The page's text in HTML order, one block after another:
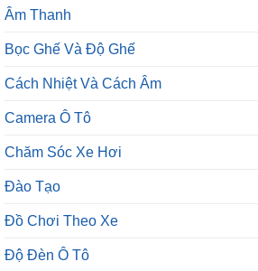
Âm Thanh
Bọc Ghế Và Độ Ghế
Cách Nhiệt Và Cách Âm
Camera Ô Tô
Chăm Sóc Xe Hơi
Đào Tạo
Đồ Chơi Theo Xe
Độ Đèn Ô Tô